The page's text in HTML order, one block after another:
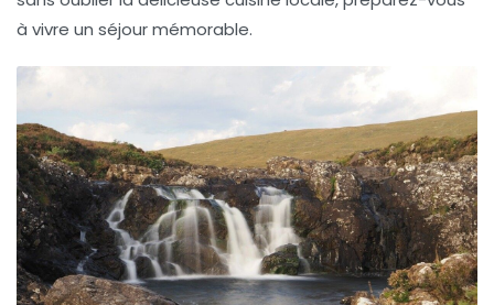
à vivre un séjour mémorable.